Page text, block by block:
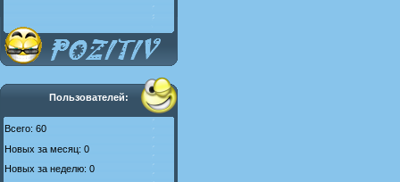
Пользователей:
Всего: 60
Новых за месяц: 0
Новых за неделю: 0